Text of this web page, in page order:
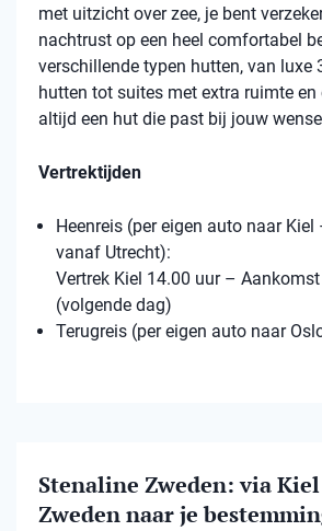
met uitzicht over zee, je bent
nachtrust op een heel comfortabel
verschillende typen hutten, van luxe
hutten tot suites met extra ruimte
altijd een hut die past bij jouw
Vertrektijden
Heenreis (per eigen auto naar
vanaf Utrecht):
Vertrek Kiel 14.00 uur –
(volgende dag)
Terugreis (per eigen auto naar
Stenaline Zweden: via
Zweden naar je